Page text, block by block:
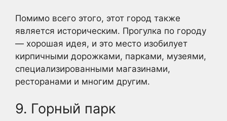
Помимо всего этого, этот город также
является историческим. Прогулка по городу
— хорошая идея, и это место изобилует
кирпичными дорожками, парками, музеями,
специализированными магазинами,
ресторанами и многим другим.
9. Горный парк